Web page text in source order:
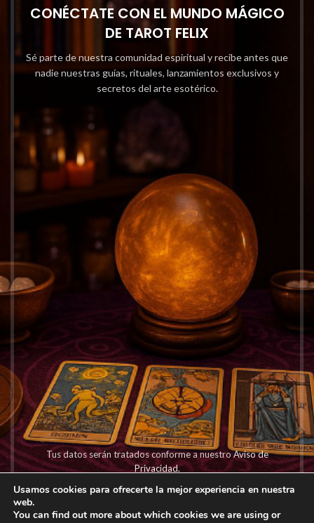
CONÉCTATE CON EL MUNDO MÁGICO
DE TAROT FELIX
Sé parte de nuestra comunidad espiritual y recibe antes que
nadie nuestras guías, rituales, lanzamientos exclusivos y
secretos del arte esotérico.
Tus datos serán tratados conforme a nuestroAviso de
Privacidad.
Usamos cookies para ofrecerte la mejor experiencia en nuestra
web.
You can find out more about which cookies we are using or